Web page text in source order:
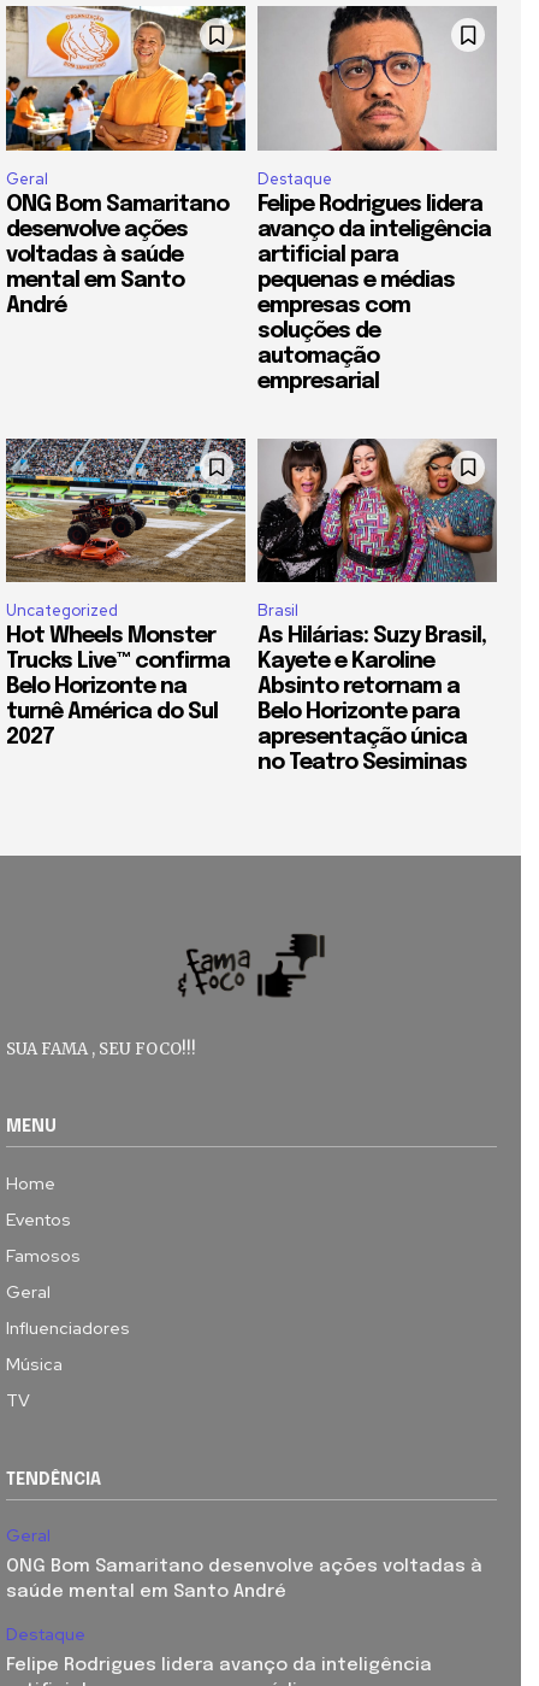
Geral
ONG Bom Samaritano
desenvolve ações
voltadas à saúde
mental em Santo
André
Destaque
Felipe Rodrigues lidera
avanço da inteligência
artificial para
pequenas e médias
empresas com
soluções de
automação
empresarial
Uncategorized
Hot Wheels Monster
Trucks Live™ confirma
Belo Horizonte na
turnê América do Sul
2027
Brasil
As Hilárias: Suzy Brasil,
Kayete e Karoline
Absinto retornam a
Belo Horizonte para
apresentação única
no Teatro Sesiminas
SUA FAMA , SEU FOCO!!!
MENU
Home
Eventos
Famosos
Geral
Influenciadores
Música
TV
TENDÊNCIA
Geral
ONG Bom Samaritano desenvolve ações voltadas à
saúde mental em Santo André
Destaque
Felipe Rodrigues lidera avanço da inteligência